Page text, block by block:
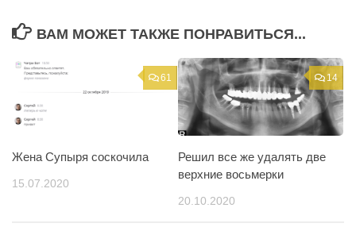
ВАМ МОЖЕТ ТАКЖЕ ПОНРАВИТЬСЯ...
61
Жена Супыря соскочила
15.07.2020
14
Решил все же удалять две
верхние восьмерки
20.10.2020